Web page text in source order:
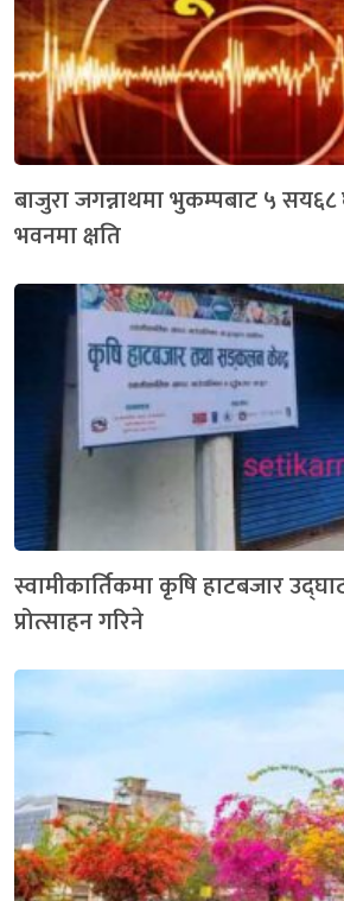
बाजुरा जगन्नाथमा भुकम्पबाट ५
भवनमा क्षति
स्वामीकार्तिकमा कृषि हाटबजार
प्रोत्साहन गरिने